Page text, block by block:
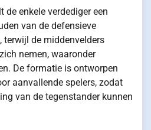
de enkele verdediger een
van de defensieve
terwijl de middenvelders
nemen, waaronder
De formatie is ontworpen
aanvallende spelers, zodat
van de tegenstander kunnen